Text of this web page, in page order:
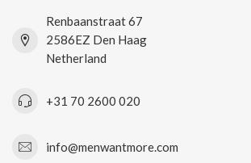
Renbaanstraat 67
2586EZ Den Haag
Netherland
+31 70 2600 020
info@menwantmore.com